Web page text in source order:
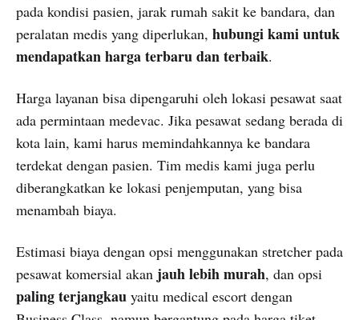
pada kondisi pasien, jarak rumah sakit ke bandara, dan
peralatan medis yang diperlukan, hubungi kami untuk
mendapatkan harga terbaru dan terbaik.
Harga layanan bisa dipengaruhi oleh lokasi pesawat saat
ada permintaan medevac. Jika pesawat sedang berada di
kota lain, kami harus memindahkannya ke bandara
terdekat dengan pasien. Tim medis kami juga perlu
diberangkatkan ke lokasi penjemputan, yang bisa
menambah biaya.
Estimasi biaya dengan opsi menggunakan stretcher pada
pesawat komersial akan jauh lebih murah, dan opsi
paling terjangkau yaitu medical escort dengan